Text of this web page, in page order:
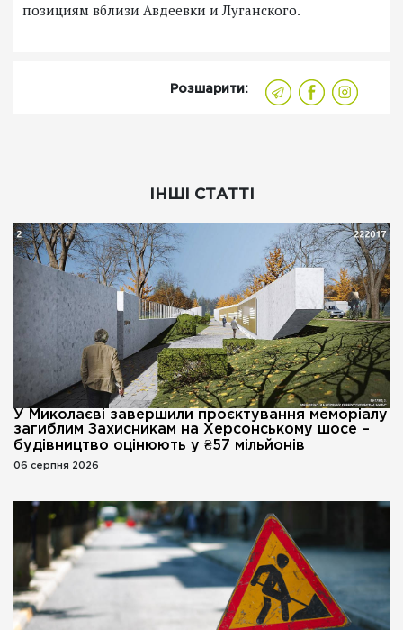
позициям вблизи Авдеевки и Луганского.
Розшарити:
ІНШІ СТАТТІ
У Миколаєві завершили проєктування меморіалу
загиблим Захисникам на Херсонському шосе –
будівництво оцінюють у ₴57 мільйонів
06 серпня 2026